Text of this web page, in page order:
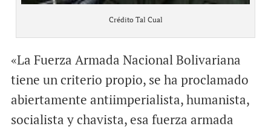
Crédito Tal Cual
«La Fuerza Armada Nacional Bolivariana
tiene un criterio propio, se ha proclamado
abiertamente antiimperialista, humanista,
socialista y chavista, esa fuerza armada